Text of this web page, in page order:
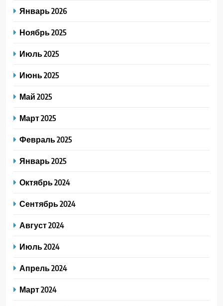
Январь 2026
Ноябрь 2025
Июль 2025
Июнь 2025
Май 2025
Март 2025
Февраль 2025
Январь 2025
Октябрь 2024
Сентябрь 2024
Август 2024
Июль 2024
Апрель 2024
Март 2024